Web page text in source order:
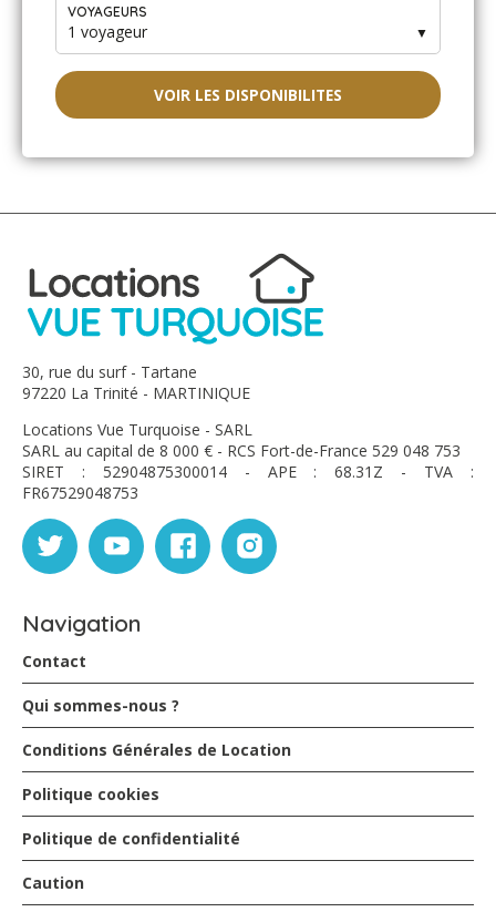
VOYAGEURS
1 voyageur ▼
VOIR LES DISPONIBILITES
30, rue du surf - Tartane
97220 La Trinité - MARTINIQUE
Locations Vue Turquoise - SARL
SARL au capital de 8 000 € - RCS Fort-de-France 529 048 753
SIRET : 52904875300014 - APE : 68.31Z - TVA :
FR67529048753
Navigation
Contact
Qui sommes-nous ?
Conditions Générales de Location
Politique cookies
Politique de confidentialité
Caution